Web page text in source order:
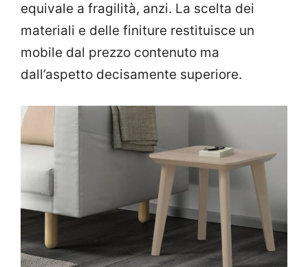
equivale a fragilità, anzi. La scelta dei
materiali e delle finiture restituisce un
mobile dal prezzo contenuto ma
dall’aspetto decisamente superiore.